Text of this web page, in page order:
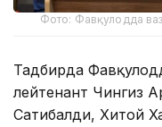
Фото: Фавқулодда
Тадбирда
лейтенант Чингиз
Сатибалди, Хитой